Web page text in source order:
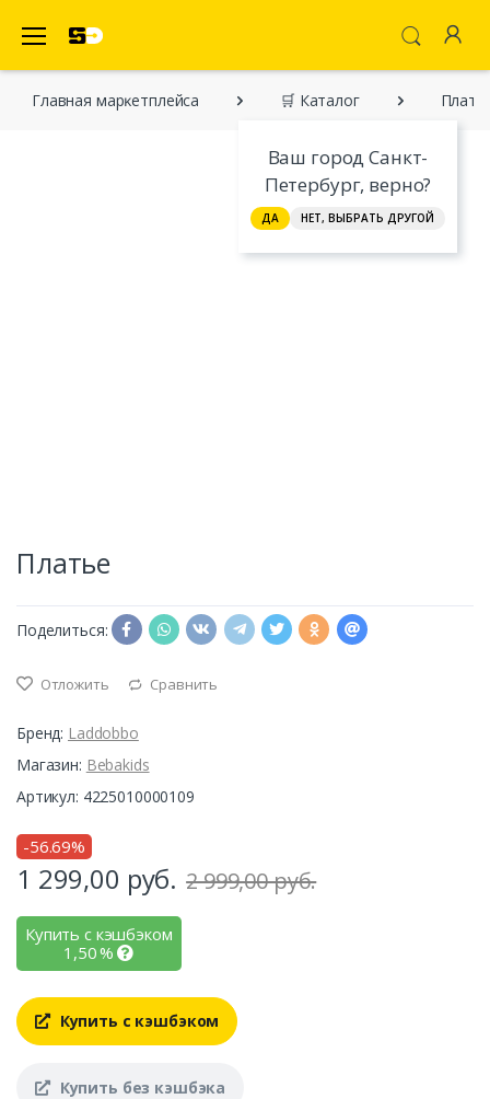
Ваш город Санкт-
Петербург, верно?
ДА НЕТ, ВЫБРАТЬ ДРУГОЙ
Главная марĸетплейса 🛒 Каталог
Платье
Поделиться:
Отложить Сравнить
Бренд: Laddobbo
Магазин: Bebakids
Артикул: 4225010000109
-56.69%
1 299,00 руб. 2 999,00 руб.
Купить с кэшбэком
1,50%
Купить с кэшбэком
Купить без кэшбэка